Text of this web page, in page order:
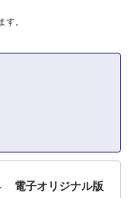
す。
電子オリジナル版